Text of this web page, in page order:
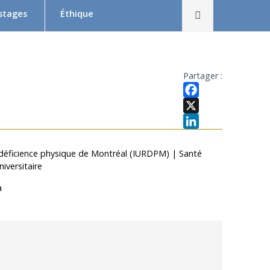
Éthique
Formation en éthique de la recherche
Dépôt et suivi d’un projet au CER RDP
Partager :
Facebook
X
physique de Montréal (IURDPM) | Santé